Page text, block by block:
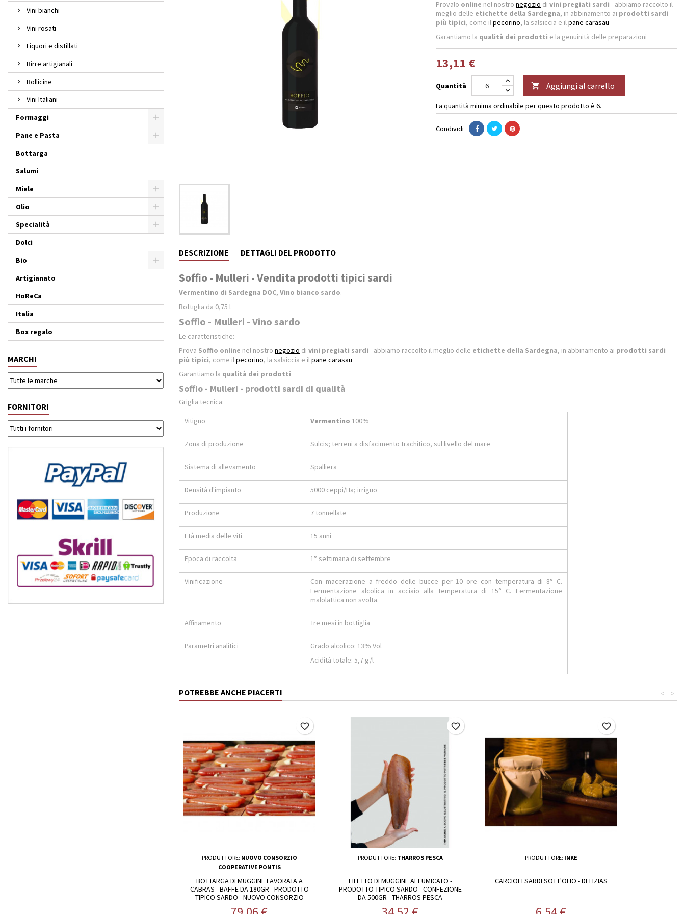
Vini bianchi
Vini rosati
Liquori e distillati
Birre artigianali
Bollicine
Vini Italiani
Formaggi
Pane e Pasta
Bottarga
Salumi
Miele
Olio
Specialità
Dolci
Bio
Artigianato
HoReCa
Italia
Box regalo
MARCHI
FORNITORI
Provalo online nel nostro negozio di vini pregiati sardi - abbiamo raccolto il
meglio delle etichette della Sardegna, in abbinamento ai prodotti sardi
più tipici, come ilpecorino, la salsiccia e ilpane carasau
Garantiamo la qualità dei prodotti e la genuinità delle preparazioni
13,11 €
Quantità  Aggiungi al carrello
La quantità minima ordinabile per questo prodotto è 6.
Condividi
DESCRIZIONE DETTAGLI DEL PRODOTTO
Soffio - Mulleri - Vendita prodotti tipici sardi
Vermentino di Sardegna DOC, Vino bianco sardo.
Bottiglia da 0,75 l
Soffio - Mulleri - Vino sardo
Le caratteristiche:
Prova Soffio online nel nostro negozio di vini pregiati sardi - abbiamo raccolto il meglio delle etichette della Sardegna, in abbinamento ai prodotti sardi
più tipici, come ilpecorino, la salsiccia e ilpane carasau
Garantiamo la qualità dei prodotti
Soffio - Mulleri - prodotti sardi di qualità
Griglia tecnica:
Vitigno Vermentino 100%
Zona di produzione Sulcis; terreni a disfacimento trachitico, sul livello del mare
Sistema di allevamento Spalliera
Densità d'impianto 5000 ceppi/Ha; irriguo
Produzione 7 tonnellate
Età media delle viti 15 anni
Epoca di raccolta 1° settimana di settembre
Vinificazione
Con macerazione a freddo delle bucce per 10 ore con temperatura di 8° C.
Fermentazione alcolica in acciaio alla temperatura di 15° C. Fermentazione
malolattica non svolta.
Affinamento Tre mesi in bottiglia
Parametri analitici
Grado alcolico: 13% Vol
Acidità totale: 5,7 g/l
POTREBBE ANCHE PIACERTI >
<
PRODUTTORE: NUOVO CONSORZIO
COOPERATIVE PONTIS
BOTTARGA DI MUGGINE LAVORATA A
CABRAS - BAFFE DA 180GR - PRODOTTO
TIPICO SARDO - NUOVO CONSORZIO
favorite_border
PRODUTTORE: THARROS PESCA
FILETTO DI MUGGINE AFFUMICATO -
PRODOTTO TIPICO SARDO - CONFEZIONE
DA 500GR - THARROS PESCA
favorite_border
PRODUTTORE: INKE
CARCIOFI SARDI SOTT'OLIO - DELIZIAS
favorite_border